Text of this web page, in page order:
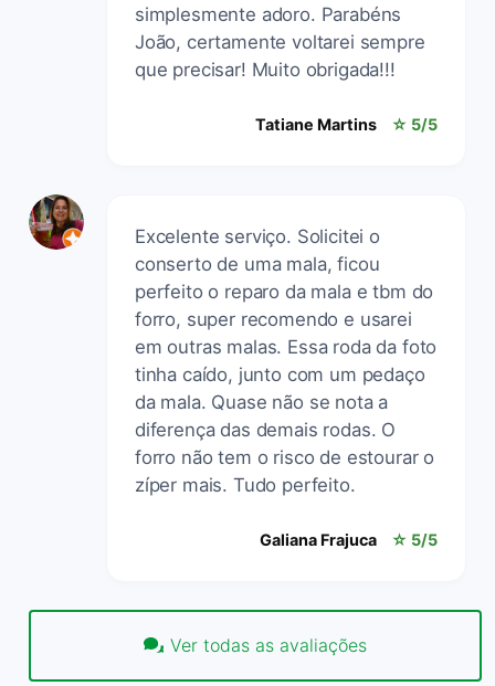
simplesmente adoro. Parabéns
João, certamente voltarei sempre
que precisar! Muito obrigada!!!
Tatiane Martins ☆ 5/5
Excelente serviço. Solicitei o
conserto de uma mala, ficou
perfeito o reparo da mala e tbm do
forro, super recomendo e usarei
em outras malas. Essa roda da foto
tinha caído, junto com um pedaço
da mala. Quase não se nota a
diferença das demais rodas. O
forro não tem o risco de estourar o
zíper mais. Tudo perfeito.
Galiana Frajuca ☆ 5/5
Ver todas as avaliações